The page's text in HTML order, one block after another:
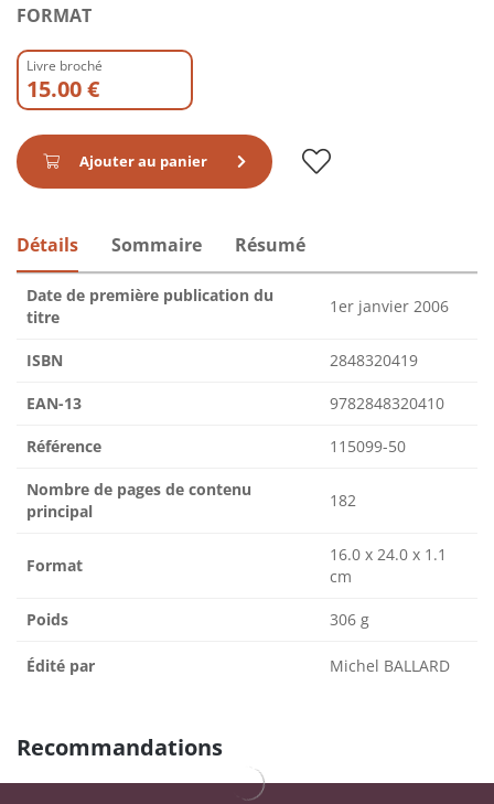
FORMAT
Livre broché
15.00 €
Ajouter au panier
Détails Sommaire Résumé
Date de première publication du
titre
1er janvier 2006
ISBN 2848320419
EAN-13 9782848320410
Référence 115099-50
Nombre de pages de contenu
principal
182
Format
16.0 x 24.0 x 1.1
cm
Poids 306 g
Édité par Michel BALLARD
Recommandations